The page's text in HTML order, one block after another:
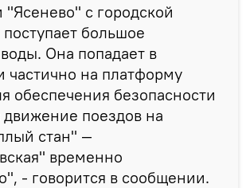
"Ясенево" с городской
большое
Она попадает в
частично на платформу
обеспечения безопасности
движение поездов на
стан" —
временно
- говорится в сообщении.